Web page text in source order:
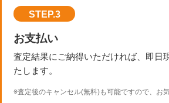
STEP.3
お支払い
査定結果にご納得いただければ、即日
たします。
※査定後のキャンセル(無料)も可能ですので、お